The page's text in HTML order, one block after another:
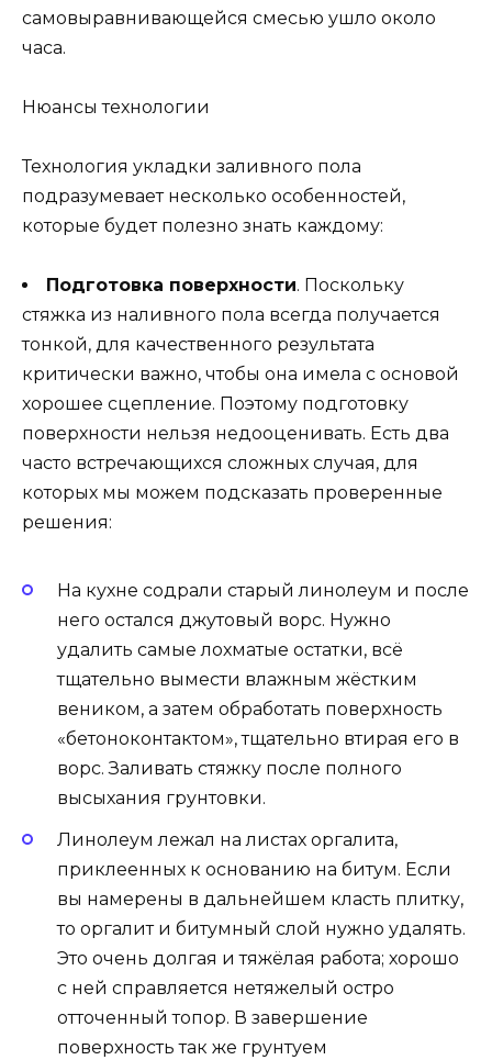
самовыравнивающейся смесью ушло около
часа.
Нюансы технологии
Технология укладки заливного пола
подразумевает несколько особенностей,
которые будет полезно знать каждому:
Подготовка поверхности. Поскольку
стяжка из наливного пола всегда получается
тонкой, для качественного результата
критически важно, чтобы она имела с основой
хорошее сцепление. Поэтому подготовку
поверхности нельзя недооценивать. Есть два
часто встречающихся сложных случая, для
которых мы можем подсказать проверенные
решения:
На кухне содрали старый линолеум и после
него остался джутовый ворс. Нужно
удалить самые лохматые остатки, всё
тщательно вымести влажным жёстким
веником, а затем обработать поверхность
«бетоноконтактом», тщательно втирая его в
ворс. Заливать стяжку после полного
высыхания грунтовки.
Линолеум лежал на листах оргалита,
приклеенных к основанию на битум. Если
вы намерены в дальнейшем класть плитку,
то оргалит и битумный слой нужно удалять.
Это очень долгая и тяжёлая работа; хорошо
с ней справляется нетяжелый остро
отточенный топор. В завершение
поверхность так же грунтуем